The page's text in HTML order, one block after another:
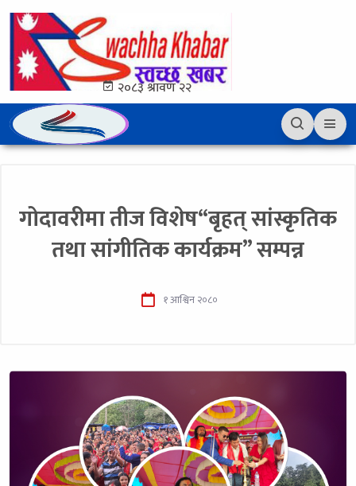
२०८३ श्रावण २२
गोदावरीमा तीज विशेष“बृहत् सांस्कृतिक
तथा सांगीतिक कार्यक्रम” सम्पन्न
१ आश्विन २०८०